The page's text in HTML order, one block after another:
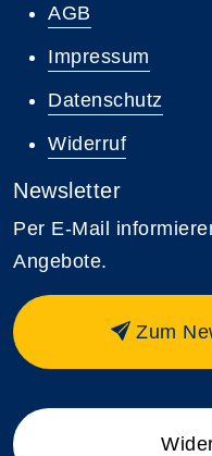
AGB
Impressum
Datenschutz
Widerruf
Newsletter
Per E-Mail
Angebote.
Zum